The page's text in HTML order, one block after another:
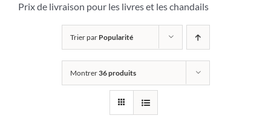
Prix de livraison pour les livres et les chandails
Trier par Popularité
Montrer36 produits